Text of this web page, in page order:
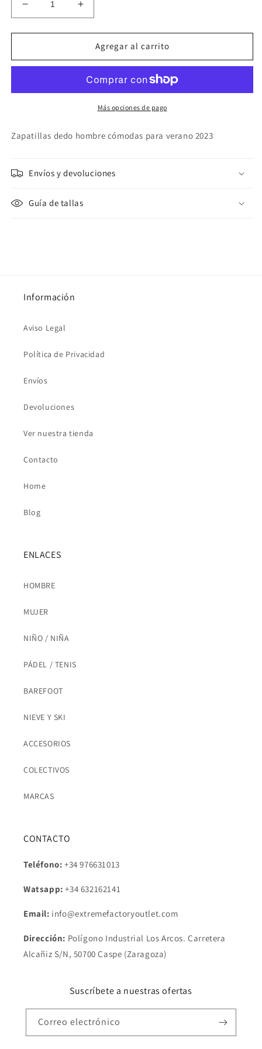
Reducir
cantidad
para
dedo
STRIKE
(3
Aumentar
cantidad
para
Chanclas
dedo
RIDER
STRIKE
(3
Agregar al carrito
Más opciones de pago
Zapatillas dedo hombre cómodas para verano 2023
Envíos y devoluciones
Guía de tallas
Información
Aviso Legal
Política de Privacidad
Envíos
Devoluciones
Ver nuestra tienda
Contacto
Home
Blog
ENLACES
HOMBRE
MUJER
NIÑO / NIÑA
PÁDEL / TENIS
BAREFOOT
NIEVE Y SKI
ACCESORIOS
COLECTIVOS
MARCAS
CONTACTO
Teléfono: +34 976631013
Watsapp:+34 632162141
Email: info@extremefactoryoutlet.com
Dirección: Polígono Industrial Los Arcos. Carretera
Alcañiz S/N, 50700 Caspe (Zaragoza)
Suscríbete a nuestras ofertas
Correo electrónico